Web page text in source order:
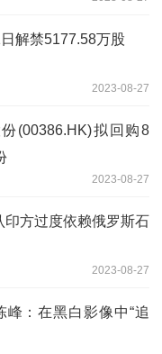
解禁5177.58万股
2023-08-27
(00386.HK)拟回购8
2023-08-27
印方过度依赖俄罗斯石
2023-08-27
峰：在黑白影像中“追